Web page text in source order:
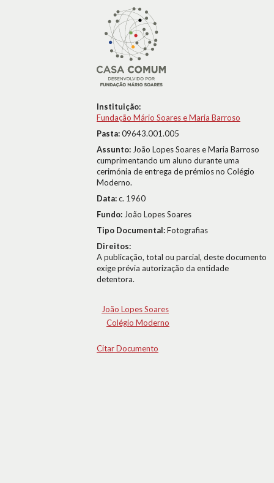
Instituição:
Fundação Mário Soares e Maria Barroso
Pasta:09643.001.005
Assunto: João Lopes Soares e Maria Barroso
cumprimentando um aluno durante uma
cerimónia de entrega de prémios no Colégio
Moderno.
Data:c. 1960
Fundo: João Lopes Soares
Tipo Documental:Fotografias
Direitos:
A publicação, total ou parcial, deste documento
exige prévia autorização da entidade
detentora.
João Lopes Soares
Colégio Moderno
Citar Documento